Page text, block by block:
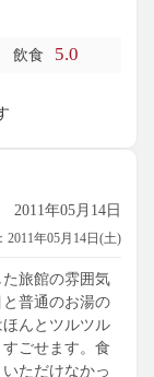
せます。派手
りませんその分
れる良宿です
飲食 5.0
2011年05月14日
2011年05月14日(土)
旅館の雰囲気
普通のお湯の
んとツルツル
ごせます。食
ただけなかっ